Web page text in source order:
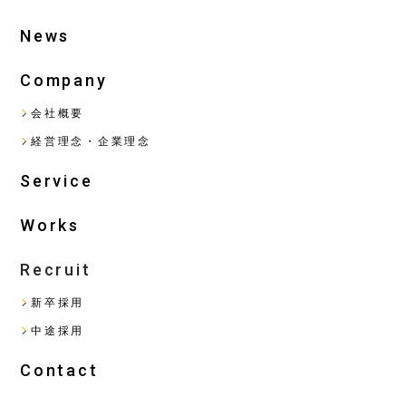
News
Company
会社概要
経営理念・企業理念
Service
Works
Recruit
新卒採用
中途採用
Contact